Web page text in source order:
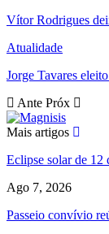
Vítor Rodrigues
Atualidade
Jorge Tavares
Ante Próx
Mais artigos
Eclipse solar de 12
Ago 7, 2026
Passeio convívio